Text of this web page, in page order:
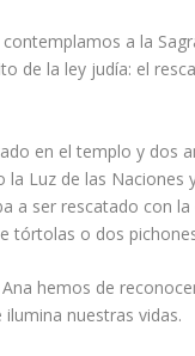
a la
de la ley judía: el
en el templo y dos
la Luz de las Naciones
a ser rescatado con
tórtolas o dos
hemos de
nuestras vidas.